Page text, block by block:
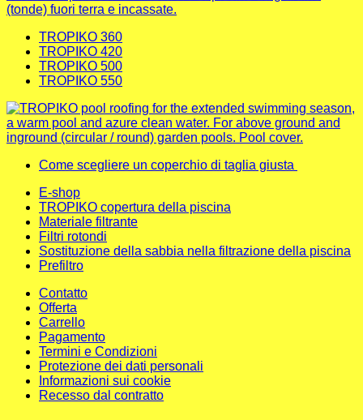
TROPIKO 360
TROPIKO 420
TROPIKO 500
TROPIKO 550
Come scegliere un coperchio di taglia giusta
E-shop
TROPIKO copertura della piscina
Materiale filtrante
Filtri rotondi
Sostituzione della sabbia nella filtrazione della piscina
Prefiltro
Contatto
Offerta
Carrello
Pagamento
Termini e Condizioni
Protezione dei dati personali
Informazioni sui cookie
Recesso dal contratto